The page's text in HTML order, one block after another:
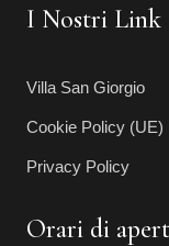
I Nostri Link
Villa San Giorgio
Cookie Policy (UE)
Privacy Policy
Orari di